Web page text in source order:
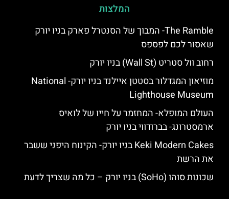
המלצות
The Ramble- המבוך של הסנטרל פארק בניו יורק
שאסור לכם לפספס
רחוב וול סטריט (Wall St) בניו יורק
מוזיאון המגדלור בסטטן איילנד בניו יורק- National
Lighthouse Museum
העולם המופלא- המחזמר על חייו של לואיס
ארמסטרונג- בברודווי בניו יורק
Keki Modern Cakes בניו יורק- הקינוח היפני ששבר
את הרשת
שכונות סוהו (SoHo) בניו יורק – כל מה שצריך לדעת